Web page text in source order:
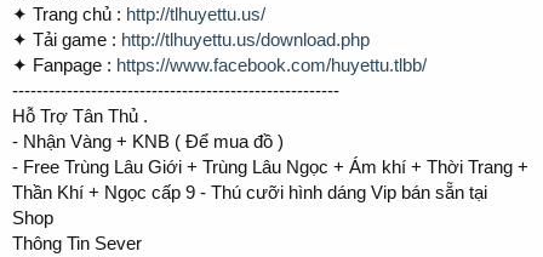
✦ Trang chủ : http://tlhuyettu.us/
✦ Tải game : http://tlhuyettu.us/download.php
✦ Fanpage : https://www.facebook.com/huyettu.tlbb/
------------------------------------------------------
Hỗ Trợ Tân Thủ .
- Nhận Vàng + KNB ( Để mua đồ )
- Free Trùng Lâu Giới + Trùng Lâu Ngọc + Ám khí + Thời Trang +
Thần Khí + Ngọc cấp 9 - Thú cưỡi hình dáng Vip bán sẵn tại
Shop
Thông Tin Sever